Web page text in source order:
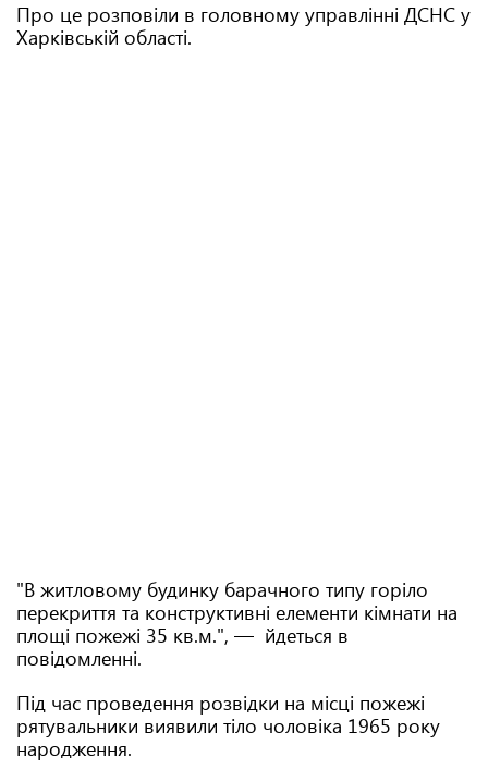
Про це розповіли в головному управлінні ДСНС у
Харківській області.
"В житловому будинку барачного типу горіло
перекриття та конструктивні елементи кімнати на
площі пожежі 35 кв.м.", — йдеться в
повідомленні.
Під час проведення розвідки на місці пожежі
рятувальники виявили тіло чоловіка 1965 року
народження.